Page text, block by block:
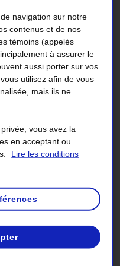
fois à l’autre. En
selon votre
laquelle vous
navigation sur notre
contenus et de nos
témoins (appelés
à assurer le
aussi porter sur vos
utilisez afin de vous
mais ils ne
vous avez la
en acceptant ou
Lire les conditions